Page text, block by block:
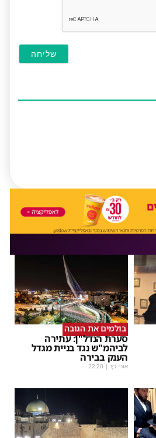
בולמים את הגובה
סערת הנדל"ן: עתירה
לביהמ"ש נגד בניית מגדל
הענק בבירה
אורי כץ |
22:20